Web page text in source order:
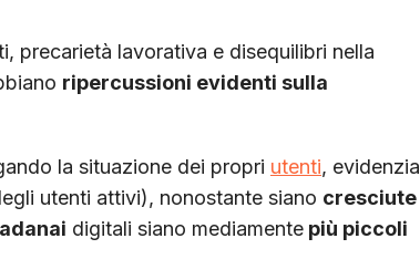
precarietà lavorativa e disequilibri nella
ripercussioni evidenti sulla
la situazione dei propri utenti, evidenzia
utenti attivi), nonostante siano cresciute
digitali siano mediamente più piccoli